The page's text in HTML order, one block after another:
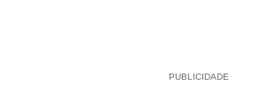
PUBLICIDADE